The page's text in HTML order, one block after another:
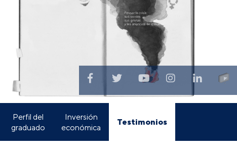
Perfil del
graduado
Inversión
económica
Testimonios